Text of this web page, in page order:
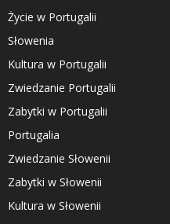
Życie w Portugalii
Słowenia
Kultura w Portugalii
Zwiedzanie Portugalii
Zabytki w Portugalii
Portugalia
Zwiedzanie Słowenii
Zabytki w Słowenii
Kultura w Słowenii